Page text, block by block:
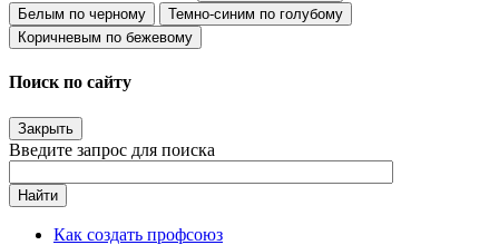
Белым по черному
Темно-синим по голубому
Коричневым по бежевому
Поиск по сайту
Закрыть
Введите запрос для поиска
Найти
Как создать профсоюз